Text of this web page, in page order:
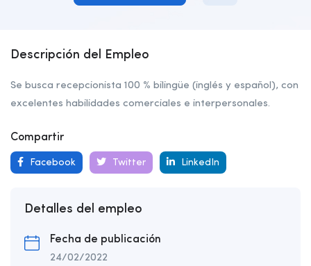
Descripción del Empleo
Se busca recepcionista 100 % bilingüe (inglés y español), con
excelentes habilidades comerciales e interpersonales.
Compartir
Facebook Twitter LinkedIn
Detalles del empleo
Fecha de publicación
24/02/2022